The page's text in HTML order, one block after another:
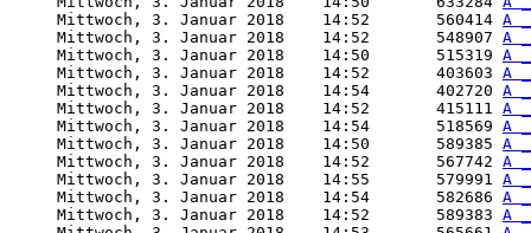
     Mittwoch, 3. Januar 2018    14:52       560414
A
     Mittwoch, 3. Januar 2018    14:52       548907
A
     Mittwoch, 3. Januar 2018    14:50       515319
A
     Mittwoch, 3. Januar 2018    14:52       403603
A
     Mittwoch, 3. Januar 2018    14:54       402720
A
     Mittwoch, 3. Januar 2018    14:52       415111
A
     Mittwoch, 3. Januar 2018    14:54       518569
A
     Mittwoch, 3. Januar 2018    14:50       589385
A
     Mittwoch, 3. Januar 2018    14:52       567742
A
     Mittwoch, 3. Januar 2018    14:55       579991
A
     Mittwoch, 3. Januar 2018    14:54       582686
A
     Mittwoch, 3. Januar 2018    14:52       589383
A